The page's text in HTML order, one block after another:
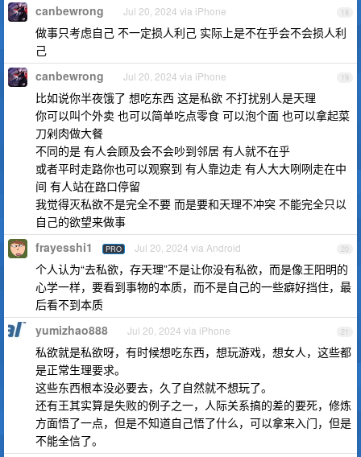
18
canbewrong Jul 20, 2024 via iPhone
做事只考虑自己 不一定损人利己 实际上是不在乎会不会损人利
己
19
canbewrong Jul 20, 2024 via iPhone
比如说你半夜饿了 想吃东西 这是私欲 不打扰别人是天理
你可以叫个外卖 也可以简单吃点零食 可以泡个面 也可以拿起菜
刀剁肉做大餐
不同的是 有人会顾及会不会吵到邻居 有人就不在乎
或者平时走路你也可以观察到 有人靠边走 有人大大咧咧走在中
间 有人站在路口停留
我觉得灭私欲不是完全不要 而是要和天理不冲突 不能完全只以
自己的欲望来做事
20
frayesshi1 PRO Jul 20, 2024 via Android
个人认为“去私欲，存天理”不是让你没有私欲，而是像王阳明的
心学一样，要看到事物的本质，而不是自己的一些癖好挡住，最
后看不到本质
21
yumizhao888 Jul 20, 2024 via iPhone
私欲就是私欲呀，有时候想吃东西，想玩游戏，想女人，这些都
是正常生理要求。
这些东西根本没必要去，久了自然就不想玩了。
还有王其实算是失败的例子之一，人际关系搞的差的要死，修炼
方面悟了一点，但是不知道自己悟了什么，可以拿来入门，但是
不能全信了。